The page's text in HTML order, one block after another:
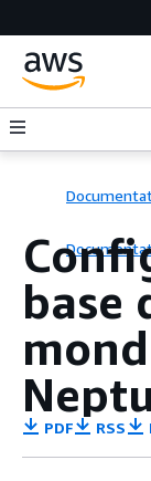
base
PDF RSS